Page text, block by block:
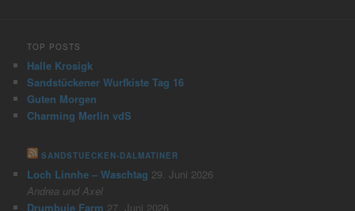
TOP POSTS
Halle Krosigk
Sandstückener Wurfkiste Tag 16
Guten Morgen
Charming Merlin vdS
SANDSTUECKEN-DALMATINER
Loch Linnhe – Waschtag 29. Juni 2026
Andrea und Axel
Drumbuie Farm 27. Juni 2026